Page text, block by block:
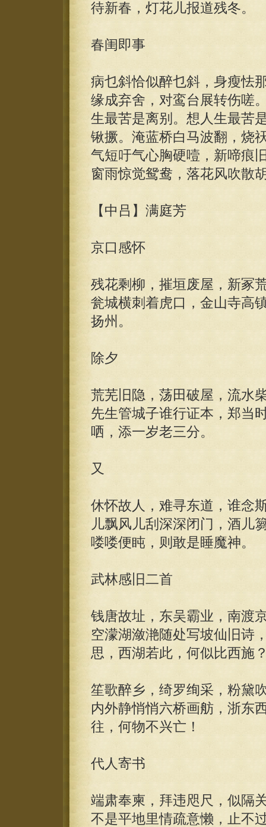
待新春，灯花儿报道残冬。
春闺即事
病乜斜恰似醉乜斜，身瘦怯
缘成弃舍，对鸾台展转伤嗟
生最苦是离别。想人生最苦
锹撅。淹蓝桥白马波翻，烧
气短吁气心胸硬噎，新啼痕
窗雨惊觉鸳鸯，落花风吹散
【中吕】满庭芳
京口感怀
残花剩柳，摧垣废屋，新冢
瓮城横刺着虎口，金山寺高
扬州。
除夕
荒芜旧隐，荡田破屋，流水
先生管城子谁行证本，郑当
哂，添一岁老三分。
又
休怀故人，难寻东道，谁念
儿飘风儿刮深深闭门，酒儿
喽喽便盹，则敢是睡魔神。
武林感旧二首
钱唐故址，东吴霸业，南渡
空濛湖潋滟随处写坡仙旧诗
思，西湖若此，何似比西施
笙歌醉乡，绮罗绚采，粉黛
内外静悄悄六桥画舫，浙东
往，何物不兴亡！
代人寄书
端肃奉柬，拜违咫尺，似隔
不是平地里情疏意懒，止不